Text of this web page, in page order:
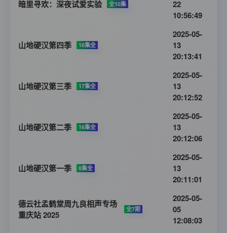
暗里寻欢：深夜试爱实验 全10集
22
10:56:49
山地硬汉第四季 16集全
2025-05-
13
20:13:41
山地硬汉第三季 17集全
2025-05-
13
20:12:52
山地硬汉第二季 16集全
2025-05-
13
20:12:06
山地硬汉第一季 8集全
2025-05-
13
20:11:01
德云社孟鹤堂周九良相声专场
重庆站 2025
全7期
2025-05-
05
12:08:03